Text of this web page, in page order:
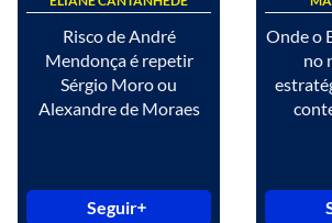
Risco de André
Mendonça é repetir
Sérgio Moro ou
Alexandre de Moraes
Seguir
Onde o
no